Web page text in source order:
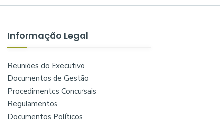
Informação Legal
Reuniões do Executivo
Documentos de Gestão
Procedimentos Concursais
Regulamentos
Documentos Políticos